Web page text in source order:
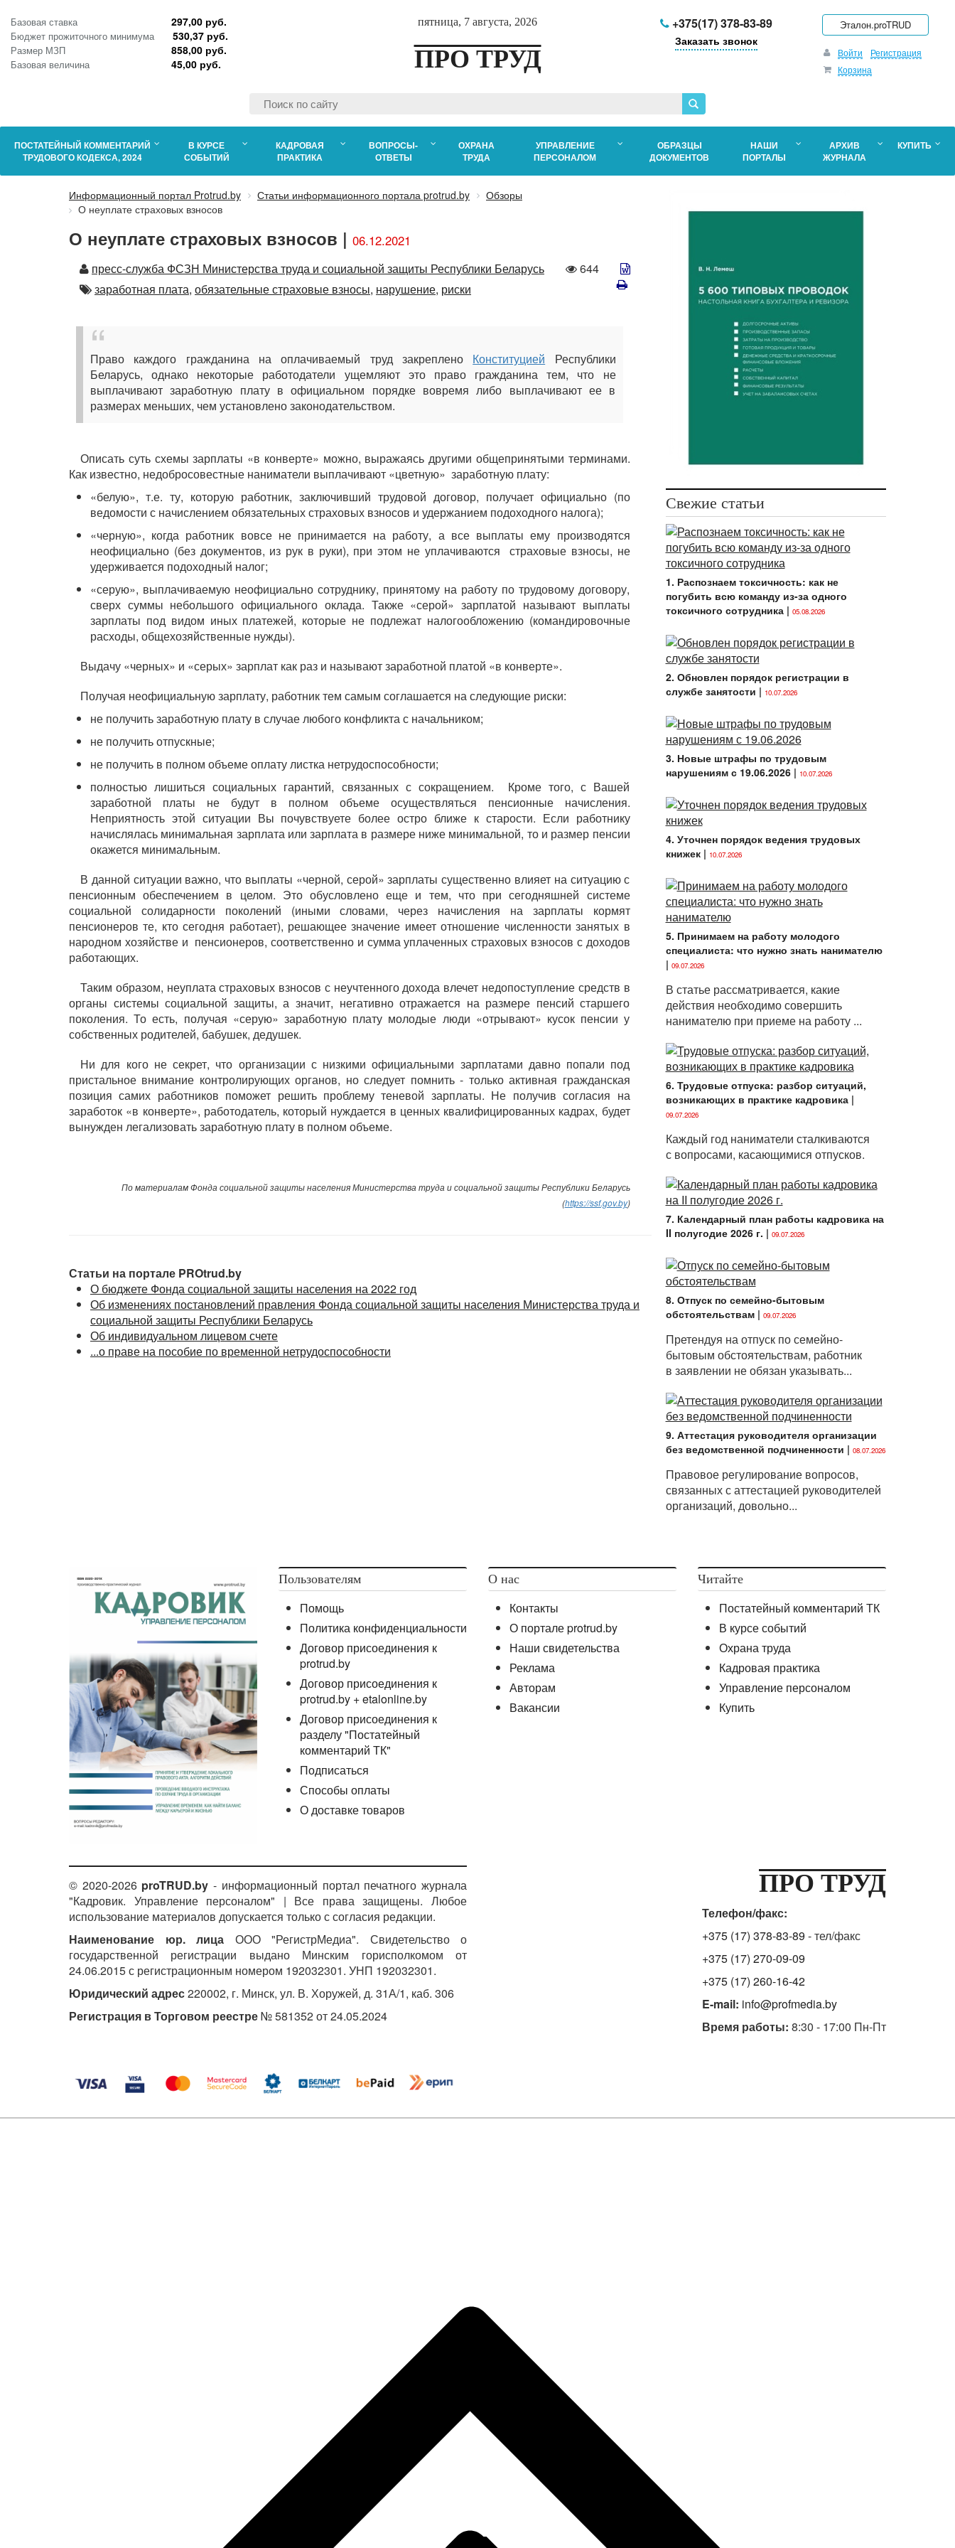
Базовая ставка 297,00 руб.
Бюджет прожиточного минимума 530,37 руб.
Размер МЗП 858,00 руб.
Базовая величина 45,00 руб.
пятница, 7 августа, 2026
ПРО ТРУД
+375(17) 378-83-89
Заказать звонок
Эталон.proTRUD
Войти
Регистрация
Корзина
ПОСТАТЕЙНЫЙ КОММЕНТАРИЙ
ТРУДОВОГО КОДЕКСА, 2024
В КУРСЕ
СОБЫТИЙ
КАДРОВАЯ
ПРАКТИКА
ВОПРОСЫ-
ОТВЕТЫ
ОХРАНА
ТРУДА
УПРАВЛЕНИЕ
ПЕРСОНАЛОМ
ОБРАЗЦЫ
ДОКУМЕНТОВ
НАШИ
ПОРТАЛЫ
АРХИВ
ЖУРНАЛА
КУПИТЬ
Информационный портал Protrud.by Статьи информационного портала protrud.by
Обзоры
О неуплате страховых взносов
О неуплате страховых взносов | 06.12.2021
Автор
пресс-служба ФСЗН Министерства труда и социальной защиты Республики Беларусь
Количество
просмотров
644
Автор
заработная плата, обязательные страховые взносы, нарушение, риски
Право каждого гражданина на оплачиваемый труд закреплено Конституцией Республики
Беларусь, однако некоторые работодатели ущемляют это право гражданина тем, что не
выплачивают заработную плату в официальном порядке вовремя либо выплачивают ее в
размерах меньших, чем установлено законодательством.
Описать суть схемы зарплаты «в конверте» можно, выражаясь другими общепринятыми терминами.
Как известно, недобросовестные наниматели выплачивают «цветную» заработную плату:
«белую», т.е. ту, которую работник, заключивший трудовой договор, получает официально (по
ведомости с начислением обязательных страховых взносов и удержанием подоходного налога);
«черную», когда работник вовсе не принимается на работу, а все выплаты ему производятся
неофициально (без документов, из рук в руки), при этом не уплачиваются страховые взносы, не
удерживается подоходный налог;
«серую», выплачиваемую неофициально сотруднику, принятому на работу по трудовому договору,
сверх суммы небольшого официального оклада. Также «серой» зарплатой называют выплаты
зарплаты под видом иных платежей, которые не подлежат налогообложению (командировочные
расходы, общехозяйственные нужды).
Выдачу «черных» и «серых» зарплат как раз и называют заработной платой «в конверте».
Получая неофициальную зарплату, работник тем самым соглашается на следующие риски:
не получить заработную плату в случае любого конфликта с начальником;
не получить отпускные;
не получить в полном объеме оплату листка нетрудоспособности;
полностью лишиться социальных гарантий, связанных с сокращением. Кроме того, с Вашей
заработной платы не будут в полном объеме осуществляться пенсионные начисления.
Неприятность этой ситуации Вы почувствуете более остро ближе к старости. Если работнику
начислялась минимальная зарплата или зарплата в размере ниже минимальной, то и размер пенсии
окажется минимальным.
В данной ситуации важно, что выплаты «черной, серой» зарплаты существенно влияет на ситуацию с
пенсионным обеспечением в целом. Это обусловлено еще и тем, что при сегодняшней системе
социальной солидарности поколений (иными словами, через начисления на зарплаты кормят
пенсионеров те, кто сегодня работает), решающее значение имеет отношение численности занятых в
народном хозяйстве и пенсионеров, соответственно и сумма уплаченных страховых взносов с доходов
работающих.
Таким образом, неуплата страховых взносов с неучтенного дохода влечет недопоступление средств в
органы системы социальной защиты, а значит, негативно отражается на размере пенсий старшего
поколения. То есть, получая «серую» заработную плату молодые люди «отрывают» кусок пенсии у
собственных родителей, бабушек, дедушек.
Ни для кого не секрет, что организации с низкими официальными зарплатами давно попали под
пристальное внимание контролирующих органов, но следует помнить - только активная гражданская
позиция самих работников поможет решить проблему теневой зарплаты. Не получив согласия на
заработок «в конверте», работодатель, который нуждается в ценных квалифицированных кадрах, будет
вынужден легализовать заработную плату в полном объеме.
По материалам Фонда социальной защиты населения Министерства труда и социальной защиты Республики Беларусь
(https://ssf.gov.by)
Статьи на портале PROtrud.by
О бюджете Фонда социальной защиты населения на 2022 год
Об изменениях постановлений правления Фонда социальной защиты населения Министерства труда и
социальной защиты Республики Беларусь
Об индивидуальном лицевом счете
...о праве на пособие по временной нетрудоспособности
Свежие статьи
1. Распознаем токсичность: как не
погубить всю команду из-за одного
токсичного сотрудника| 05.08.2026
2. Обновлен порядок регистрации в
службе занятости | 10.07.2026
3. Новые штрафы по трудовым
нарушениям с 19.06.2026| 10.07.2026
4. Уточнен порядок ведения трудовых
книжек| 10.07.2026
5. Принимаем на работу молодого
специалиста: что нужно знать нанимателю
| 09.07.2026
В статье рассматривается, какие
действия необходимо совершить
нанимателю при приеме на работу ...
6. Трудовые отпуска: разбор ситуаций,
возникающих в практике кадровика|
09.07.2026
Каждый год наниматели сталкиваются
с вопросами, касающимися отпусков.
7. Календарный план работы кадровика на
II полугодие 2026 г. | 09.07.2026
8. Отпуск по семейно-бытовым
обстоятельствам| 09.07.2026
Претендуя на отпуск по семейно-
бытовым обстоятельствам, работник
в заявлении не обязан указывать...
9. Аттестация руководителя организации
без ведомственной подчиненности | 08.07.2026
Правовое регулирование вопросов,
связанных с аттестацией руководителей
организаций, довольно...
Пользователям
Помощь
Политика конфиденциальности
Договор присоединения к
protrud.by
Договор присоединения к
protrud.by + etalonline.by
Договор присоединения к
разделу "Постатейный
комментарий ТК"
Подписаться
Способы оплаты
О доставке товаров
О нас
Контакты
О портале protrud.by
Наши свидетельства
Реклама
Авторам
Вакансии
Читайте
Постатейный комментарий ТК
В курсе событий
Охрана труда
Кадровая практика
Управление персоналом
Купить
© 2020-2026 proTRUD.by - информационный портал печатного журнала
"Кадровик. Управление персоналом" | Все права защищены. Любое
использование материалов допускается только с согласия редакции.
Наименование юр. лица ООО "РегистрМедиа". Свидетельство о
государственной регистрации выдано Минским горисполкомом от
24.06.2015 с регистрационным номером 192032301. УНП 192032301.
Юридический адрес220002, г. Минск, ул. В. Хоружей, д. 31А/1, каб. 306
Регистрация в Торговом реестре№ 581352 от 24.05.2024
ПРО ТРУД
Телефон/факс:
+375 (17) 378-83-89 - тел/факс
+375 (17) 270-09-09
+375 (17) 260-16-42
E-mail: info@profmedia.by
Время работы: 8:30 - 17:00 Пн-Пт